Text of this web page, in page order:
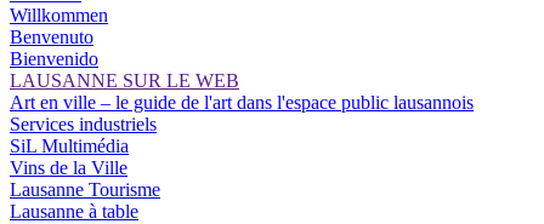
Willkommen
Benvenuto
Bienvenido
LAUSANNE SUR LE WEB
Art en ville – le guide de l'art dans l'espace public lausannois
Services industriels
SiL Multimédia
Vins de la Ville
Lausanne Tourisme
Lausanne à table